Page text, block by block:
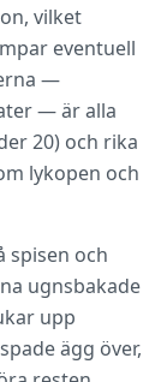
vilket
eventuell
—
— är alla
20) och rika
lykopen och
spisen och
ugnsbakade
upp
ägg över,